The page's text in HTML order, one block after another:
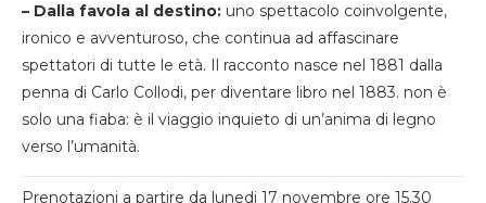
– Dalla favola al destino: uno spettacolo coinvolgente,
ironico e avventuroso, che continua ad affascinare
spettatori di tutte le età. Il racconto nasce nel 1881 dalla
penna di Carlo Collodi, per diventare libro nel 1883. non è
solo una fiaba: è il viaggio inquieto di un’anima di legno
verso l’umanità.
Prenotazioni a partire da lunedi 17 novembre ore 15.30